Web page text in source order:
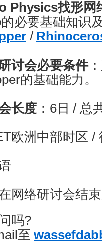
Physics找形网
必要基础知识
/
讨会必要条件
的基础能力。
长度 ：6日 / 总
欧洲中部时区 /
网络研讨会结
吗?
至